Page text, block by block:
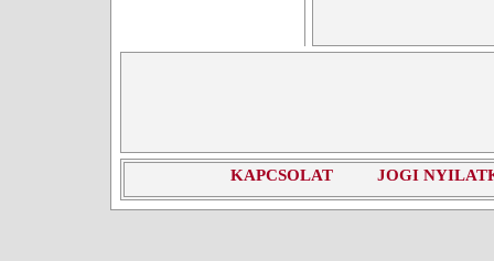
KAPCSOLAT JOGI